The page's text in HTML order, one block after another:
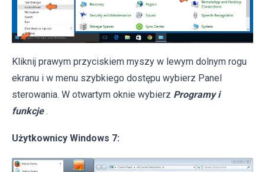
Kliknij prawym przyciskiem myszy w lewym dolnym rogu
ekranu i w menu szybkiego dostępu wybierz Panel
sterowania. W otwartym oknie wybierz Programy i
funkcje .
Użytkownicy Windows 7: